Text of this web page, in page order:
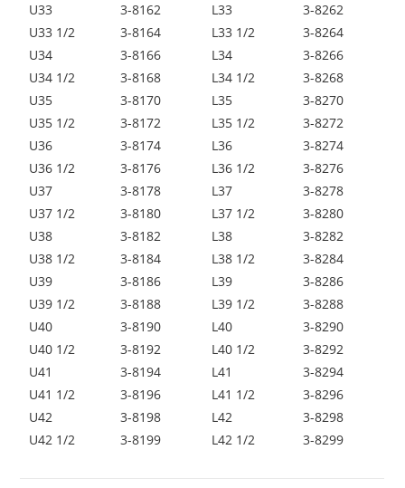
U33
U33 1/2
U34
U34 1/2
U35
U35 1/2
U36
U36 1/2
U37
U37 1/2
U38
U38 1/2
U39
U39 1/2
U40
U40 1/2
U41
U41 1/2
U42
U42 1/2
3-8162
3-8164
3-8166
3-8168
3-8170
3-8172
3-8174
3-8176
3-8178
3-8180
3-8182
3-8184
3-8186
3-8188
3-8190
3-8192
3-8194
3-8196
3-8198
3-8199
L33
L33 1/2
L34
L34 1/2
L35
L35 1/2
L36
L36 1/2
L37
L37 1/2
L38
L38 1/2
L39
L39 1/2
L40
L40 1/2
L41
L41 1/2
L42
L42 1/2
3-8262
3-8264
3-8266
3-8268
3-8270
3-8272
3-8274
3-8276
3-8278
3-8280
3-8282
3-8284
3-8286
3-8288
3-8290
3-8292
3-8294
3-8296
3-8298
3-8299